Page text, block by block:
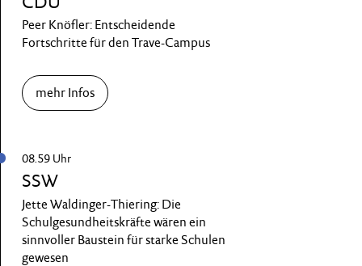
Peer Knöfler: Entscheidende
Fortschritte für den Trave-Campus
mehr Infos
08.59 Uhr
SSW
Jette Waldinger-Thiering: Die
Schulgesundheitskräfte wären ein
sinnvoller Baustein für starke Schulen
gewesen